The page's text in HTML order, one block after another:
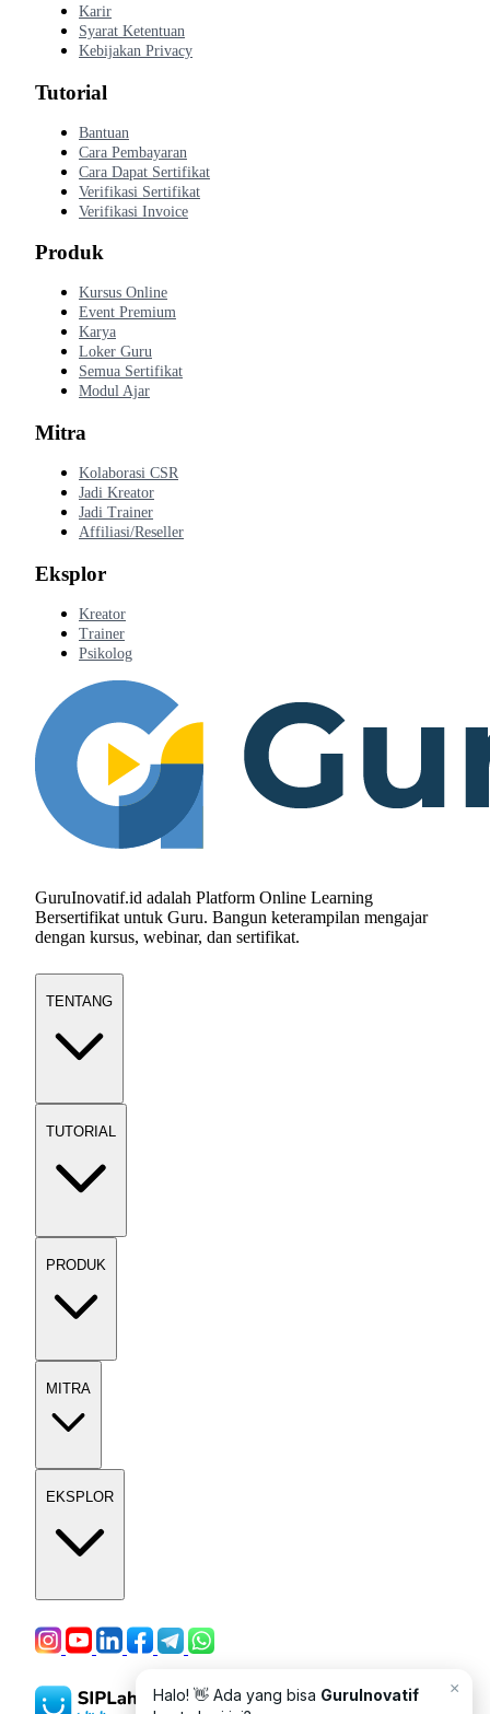
×
Halo! 👋 Ada yang bisa GuruInovatif
Karir
Syarat Ketentuan
Kebijakan Privacy
Tutorial
Bantuan
Cara Pembayaran
Cara Dapat Sertifikat
Verifikasi Sertifikat
Verifikasi Invoice
Produk
Kursus Online
Event Premium
Karya
Loker Guru
Semua Sertifikat
Modul Ajar
Mitra
Kolaborasi CSR
Jadi Kreator
Jadi Trainer
Affiliasi/Reseller
Eksplor
Kreator
Trainer
Psikolog
GuruInovatif.id adalah Platform Online Learning
Bersertifikat untuk Guru. Bangun keterampilan mengajar
dengan kursus, webinar, dan sertifikat.
TENTANG
TUTORIAL
PRODUK
MITRA
EKSPLOR